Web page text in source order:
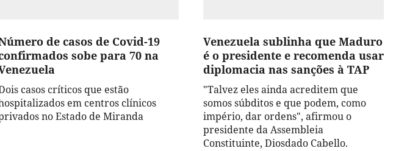
de casos de Covid-19
sobe para 70 na
casos críticos que estão
em centros clínicos
no Estado de Miranda
Venezuela sublinha que Maduro
é o presidente e recomenda usar
diplomacia nas sanções à TAP
"Talvez eles ainda acreditem que
somos súbditos e que podem, como
império, dar ordens", afirmou o
presidente da Assembleia
Constituinte, Diosdado Cabello.